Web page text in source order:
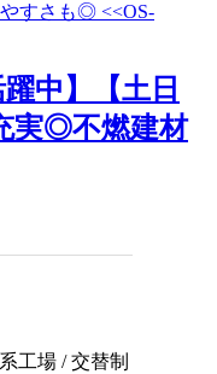
中】【土日
実◎不燃建材
工場 / 交替制